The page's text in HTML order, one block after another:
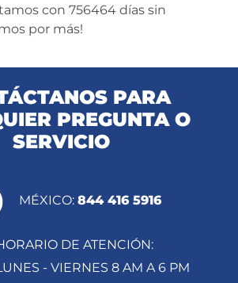
con 756464 días sin
por más!
PARA
PREGUNTA O
SERVICIO
MÉXICO: 844 416 5916
DE ATENCIÓN:
- VIERNES 8 AM A 6 PM